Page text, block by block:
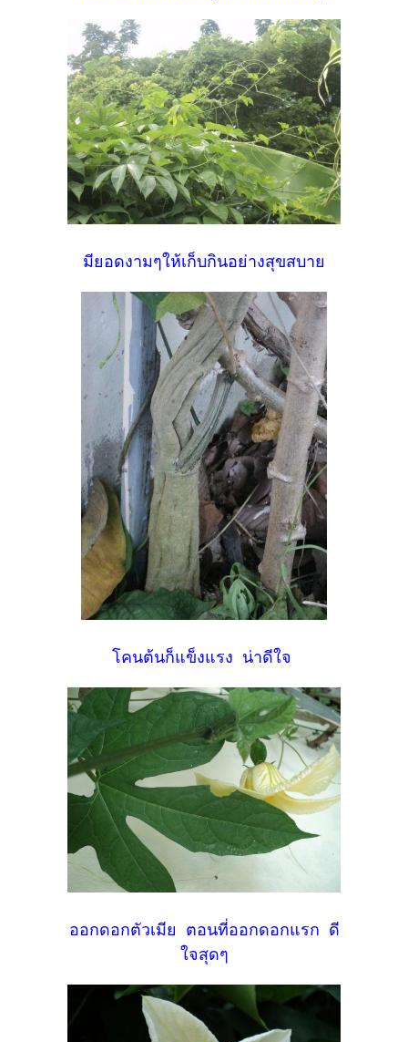
มียอดงามๆให้เก็บกินอย่างสุขสบาย
โคนต้นก็แข็งแรง น่าดีใจ
ออกดอกตัวเมีย ตอนที่ออกดอกแรก ดี
ใจสุดๆ